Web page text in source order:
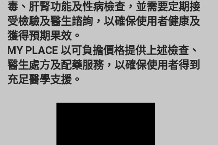
毒、肝腎功能及性病檢查，並需要定期接
受檢驗及醫生諮詢，以確保使用者健康及
獲得預期果效。
MY PLACE 以可負擔價格提供上述檢查、
醫生處方及配藥服務，以確保使用者得到
充足醫學支援。